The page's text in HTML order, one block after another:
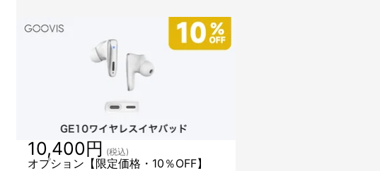
オプション【限定価格・10％OFF】
10,400円 (税込)